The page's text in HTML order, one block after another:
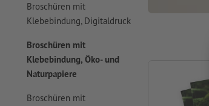
Broschüren mit
Klebebindung, Digitaldruck
Broschüren mit
Klebebindung, Öko- und
Naturpapiere
Broschüren mit